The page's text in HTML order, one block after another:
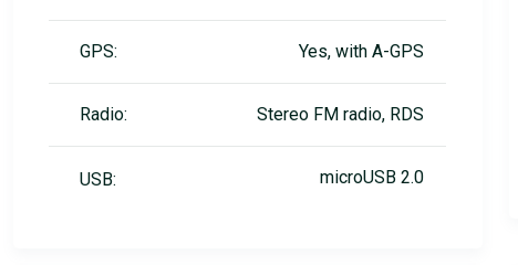
GPS: Yes, with A-GPS
Radio: Stereo FM radio, RDS
USB: microUSB 2.0